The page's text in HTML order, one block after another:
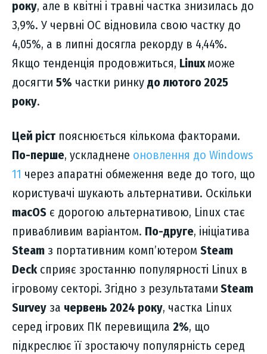
року, але в квітні і травні частка знизилась до
3,9%. У червні ОС відновила свою частку до
4,05%, а в липні досягла рекорду в 4,44%.
Якщо тенденція продовжиться, Linuxможе
досягти 5% частки ринку до лютого 2025
року.
Цей ріст пояснюється кількома факторами.
По-перше, ускладнене оновлення до Windows
11 через апаратні обмеження веде до того, що
користувачі шукають альтернативи. Оскільки
macOS є дорогою альтернативою, Linux стає
привабливим варіантом. По-друге, ініціатива
Steam з портативним комп’ютером Steam
Deckсприяє зростанню популярності Linux в
ігровому секторі. Згідно з результатами Steam
Survey за червень 2024 року, частка Linux
серед ігрових ПК перевищила 2%, що
підкреслює її зростаючу популярність серед